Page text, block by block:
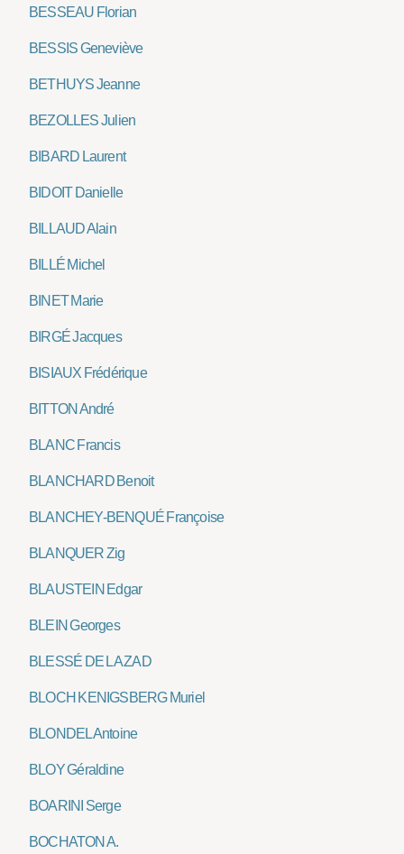
BESSEAU Florian
BESSIS Geneviève
BETHUYS Jeanne
BEZOLLES Julien
BIBARD Laurent
BIDOIT Danielle
BILLAUD Alain
BILLÉ Michel
BINET Marie
BIRGÉ Jacques
BISIAUX Frédérique
BITTON André
BLANC Francis
BLANCHARD Benoit
BLANCHEY-BENQUÉ Françoise
BLANQUER Zig
BLAUSTEIN Edgar
BLEIN Georges
BLESSÉ DE LA ZAD
BLOCH KENIGSBERG Muriel
BLONDEL Antoine
BLOY Géraldine
BOARINI Serge
BOCHATON A.